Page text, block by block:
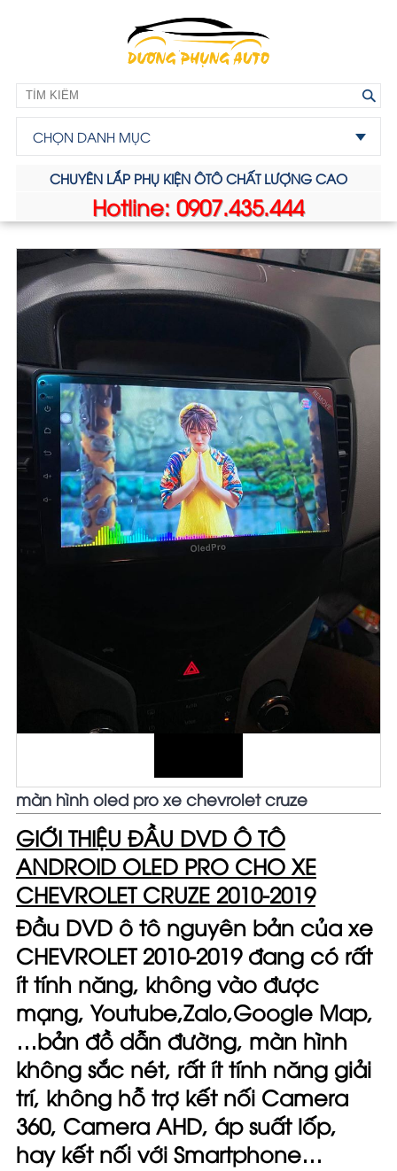
CHỌN DANH MỤC
CHUYÊN LẮP PHỤ KIỆN ÔTÔ CHẤT LƯỢNG CAO
Hotline: 0907.435.444
màn hình oled pro xe chevrolet cruze
GIỚI THIỆU ĐẦU DVD Ô TÔ
ANDROID OLED PRO CHO XE
CHEVROLET CRUZE 2010-2019
Đầu DVD ô tô nguyên bản của xe
CHEVROLET 2010-2019 đang có rất
ít tính năng, không vào được
mạng, Youtube,Zalo,Google Map,
…bản đồ dẫn đường, màn hình
không sắc nét, rất ít tính năng giải
trí, không hỗ trợ kết nối Camera
360, Camera AHD, áp suất lốp,
hay kết nối với Smartphone…